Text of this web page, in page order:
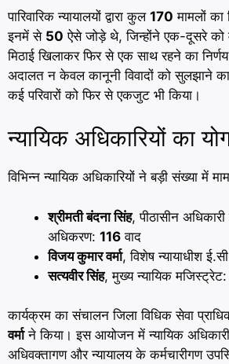
पारिवारिक न्यायालयों द्वारा कुल 170 मामलों का
इनमें से 50 ऐसे जोड़े थे, जिन्होंने एक-दूसरे को
मिठाई खिलाकर फिर से एक साथ रहने का
अदालत न केवल कानूनी विवादों को सुलझाने
कई परिवारों को फिर से एकजुट भी किया।
न्यायिक अधिकारियों का
विभिन्न न्यायिक अधिकारियों ने बड़ी संख्या में
श्रीमती बंदना सिंह, पीठासीन अधिकारी
अधिकरण: 116 वाद
विजय कुमार वर्मा, विशेष न्यायाधीश
सत्यवीर सिंह, मुख्य न्यायिक मजिस्ट्रेट:
कार्यक्रम का संचालन जिला विधिक सेवा
वर्माने किया। इस आयोजन में न्यायिक
अधिवक्तागण और न्यायालय के कर्मचारीगण